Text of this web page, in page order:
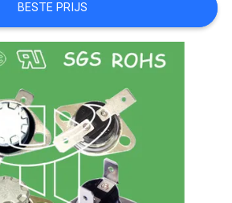
BESTE PRIJS